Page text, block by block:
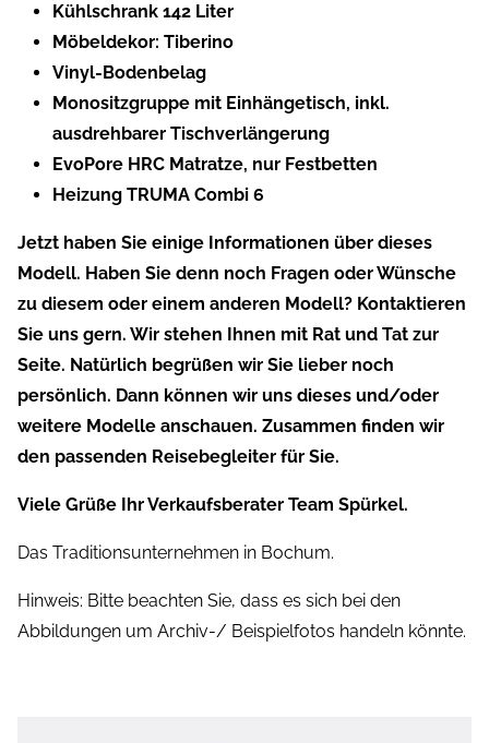
Kühlschrank 142 Liter
Möbeldekor: Tiberino
Vinyl-Bodenbelag
Monositzgruppe mit Einhängetisch, inkl.
ausdrehbarer Tischverlängerung
EvoPore HRC Matratze, nur Festbetten
Heizung TRUMA Combi 6
Jetzt haben Sie einige Informationen über dieses
Modell. Haben Sie denn noch Fragen oder Wünsche
zu diesem oder einem anderen Modell? Kontaktieren
Sie uns gern. Wir stehen Ihnen mit Rat und Tat zur
Seite. Natürlich begrüßen wir Sie lieber noch
persönlich. Dann können wir uns dieses und/oder
weitere Modelle anschauen. Zusammen finden wir
den passenden Reisebegleiter für Sie.
Viele Grüße Ihr Verkaufsberater Team Spürkel.
Das Traditionsunternehmen in Bochum.
Hinweis: Bitte beachten Sie, dass es sich bei den
Abbildungen um Archiv-/ Beispielfotos handeln könnte.